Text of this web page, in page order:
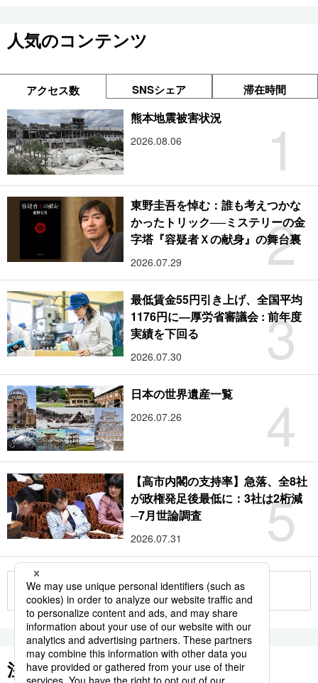
人気のコンテンツ
アクセス数 SNSシェア 滞在時間
1
熊本地震被害状況
2026.08.06
2
東野圭吾を悼む：誰も考えつかな
かったトリック──ミステリーの金
字塔『容疑者Ｘの献身』の舞台裏
2026.07.29
3
最低賃金55円引き上げ、全国平均
1176円に―厚労省審議会 : 前年度
実績を下回る
2026.07.30
4
日本の世界遺産一覧
2026.07.26
5
【高市内閣の支持率】急落、全8社
が政権発足後最低に：3社は2桁減
─7月世論調査
2026.07.31
もっと見る
注目のキーワード